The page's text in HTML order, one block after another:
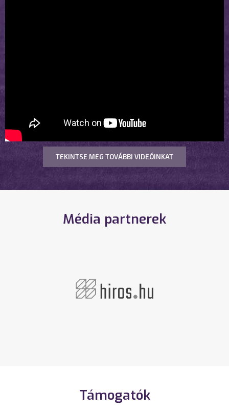
TEKINTSE MEG TOVÁBBI VIDEÓINKAT
Média partnerek
Támogatók